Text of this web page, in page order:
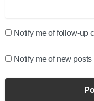
Notify me of follow-up
Notify me of new